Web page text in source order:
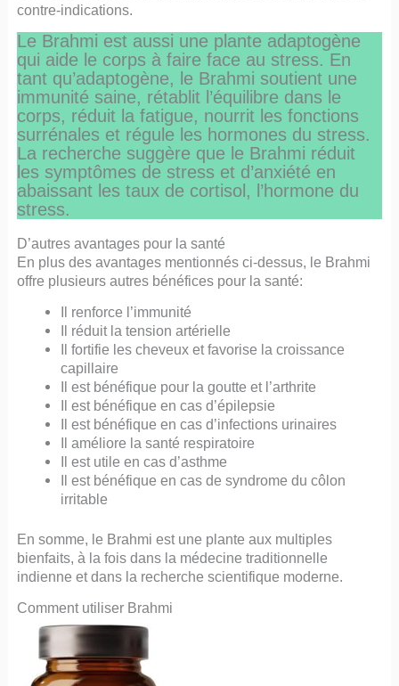
contre-indications.
Le Brahmi est aussi une plante adaptogène
qui aide le corps à faire face au stress. En
tant qu’adaptogène, le Brahmi soutient une
immunité saine, rétablit l’équilibre dans le
corps, réduit la fatigue, nourrit les fonctions
surrénales et régule les hormones du stress.
La recherche suggère que le Brahmi réduit
les symptômes de stress et d’anxiété en
abaissant les taux de cortisol, l’hormone du
stress.
D’autres avantages pour la santé
En plus des avantages mentionnés ci-dessus, le Brahmi
offre plusieurs autres bénéfices pour la santé:
Il renforce l’immunité
Il réduit la tension artérielle
Il fortifie les cheveux et favorise la croissance
capillaire
Il est bénéfique pour la goutte et l’arthrite
Il est bénéfique en cas d’épilepsie
Il est bénéfique en cas d’infections urinaires
Il améliore la santé respiratoire
Il est utile en cas d’asthme
Il est bénéfique en cas de syndrome du côlon
irritable
En somme, le Brahmi est une plante aux multiples
bienfaits, à la fois dans la médecine traditionnelle
indienne et dans la recherche scientifique moderne.
Comment utiliser Brahmi